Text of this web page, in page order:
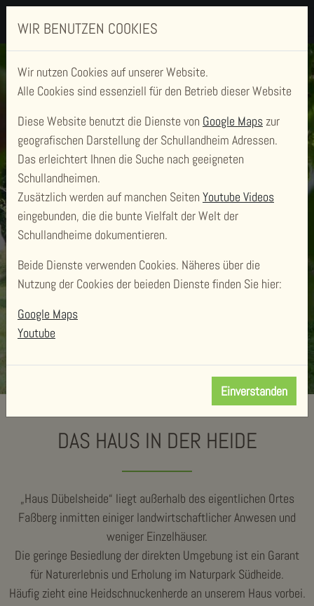
SCHULLANDHEIM
HAUS DÜBELSHEIDE
DAS HAUS IN DER HEIDE
„Haus Dübelsheide“ liegt außerhalb des eigentlichen Ortes
Faßberg inmitten einiger landwirtschaftlicher Anwesen und
weniger Einzelhäuser.
Die geringe Besiedlung der direkten Umgebung ist ein Garant
für Naturerlebnis und Erholung im Naturpark Südheide.
Häufig zieht eine Heidschnuckenherde an unserem Haus vorbei.
WIR BENUTZEN COOKIES
Wir nutzen Cookies auf unserer Website.
Alle Cookies sind essenziell für den Betrieb dieser Website
Diese Website benutzt die Dienste von Google Mapszur
geografischen Darstellung der Schullandheim Adressen.
Das erleichtert Ihnen die Suche nach geeigneten
Schullandheimen.
Zusätzlich werden auf manchen Seiten Youtube Videos
eingebunden, die die bunte Vielfalt der Welt der
Schullandheime dokumentieren.
Beide Dienste verwenden Cookies. Näheres über die
Nutzung der Cookies der beieden Dienste finden Sie hier:
Google Maps
Youtube
Einverstanden